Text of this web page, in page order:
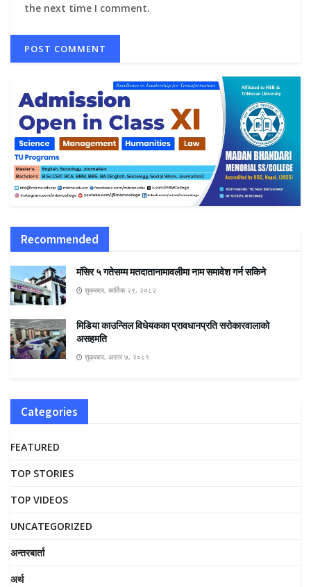
the next time I comment.
Recommended
मंसिर ५ गतेसम्म मतदातानामावलीमा नाम समावेश गर्न सकिने
शुक्रबार, कार्तिक २९, २०८२
मिडिया काउन्सिल विधेयकका प्रावधानप्रति सरोकारवालाको
असहमति
शुक्रबार, असार ७, २०८१
Categories
FEATURED
TOP STORIES
TOP VIDEOS
UNCATEGORIZED
अन्तरबार्ता
अर्थ